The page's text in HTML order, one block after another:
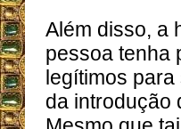
Além disso, a
pessoa tenha
legítimos
da introdução